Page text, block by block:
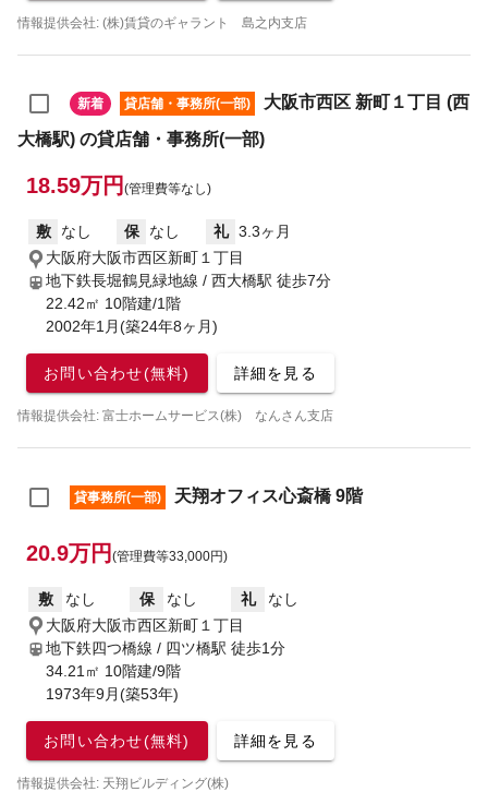
情報提供会社: (株)賃貸のギャラント 島之内支店
新着 貸店舗・事務所(一部)
大阪市西区 新町１丁目 (西
大橋駅) の貸店舗・事務所(一部)
18.59万円 (管理費等なし)
敷 なし 保 なし 礼 3.3ヶ月
大阪府大阪市西区新町１丁目
地下鉄長堀鶴見緑地線 / 西大橋駅 徒歩7分
22.42㎡ 10階建/1階
2002年1月(築24年8ヶ月)
お問い合わせ(無料) 詳細を見る
情報提供会社: 富士ホームサービス(株) なんさん支店
貸事務所(一部) 天翔オフィス心斎橋 9階
20.9万円 (管理費等33,000円)
敷 なし 保 なし 礼
なし
大阪府大阪市西区新町１丁目
地下鉄四つ橋線 / 四ツ橋駅 徒歩1分
34.21㎡ 10階建/9階
1973年9月(築53年)
お問い合わせ(無料) 詳細を見る
情報提供会社: 天翔ビルディング(株)